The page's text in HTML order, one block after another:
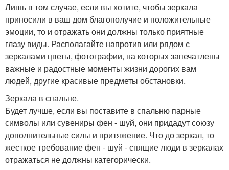
Лишь в том случае, если вы хотите, чтобы зеркала
приносили в ваш дом благополучие и положительные
эмоции, то и отражать они должны только приятные
глазу виды. Располагайте напротив или рядом с
зеркалами цветы, фотографии, на которых запечатлены
важные и радостные моменты жизни дорогих вам
людей, другие красивые предметы обстановки.
Зеркала в спальне.
Будет лучше, если вы поставите в спальню парные
символы или сувениры фен - шуй, они придадут союзу
дополнительные силы и притяжение. Что до зеркал, то
жесткое требование фен - шуй - спящие люди в зеркалах
отражаться не должны категорически.